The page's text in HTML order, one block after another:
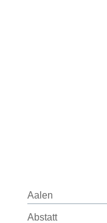
Aalen
Abstatt